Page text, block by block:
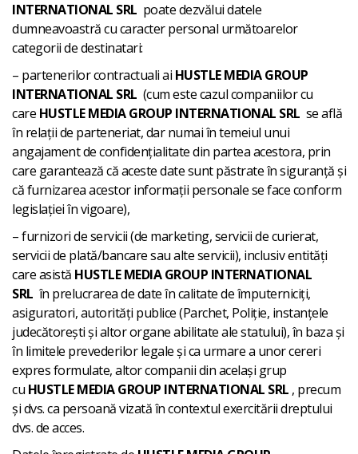
INTERNATIONAL SRL poate dezvălui datele
dumneavoastră cu caracter personal următoarelor
categorii de destinatari:
– partenerilor contractuali ai HUSTLE MEDIA GROUP
INTERNATIONAL SRL (cum este cazul companiilor cu
care HUSTLE MEDIA GROUP INTERNATIONAL SRL se află
în relații de parteneriat, dar numai în temeiul unui
angajament de confidențialitate din partea acestora, prin
care garantează că aceste date sunt păstrate în siguranță și
că furnizarea acestor informații personale se face conform
legislației în vigoare),
– furnizori de servicii (de marketing, servicii de curierat,
servicii de plată/bancare sau alte servicii), inclusiv entități
care asistă HUSTLE MEDIA GROUP INTERNATIONAL
SRL în prelucrarea de date în calitate de împuterniciți,
asiguratori, autorități publice (Parchet, Poliție, instanțele
judecătorești și altor organe abilitate ale statului), în baza și
în limitele prevederilor legale și ca urmare a unor cereri
expres formulate, altor companii din același grup
cu HUSTLE MEDIA GROUP INTERNATIONAL SRL , precum
și dvs. ca persoană vizată în contextul exercitării dreptului
dvs. de acces.